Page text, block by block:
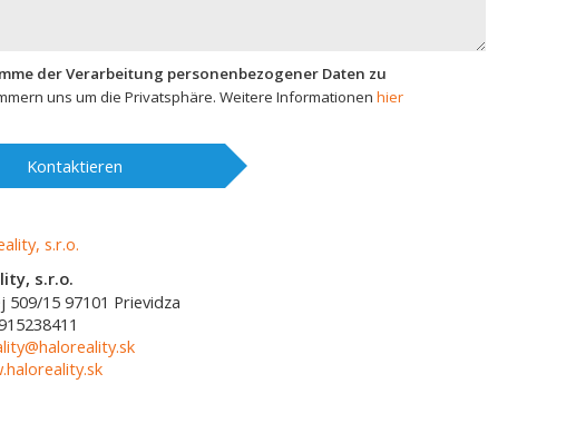
der Verarbeitung personenbezogener Daten zu
uns um die Privatsphäre. Weitere Informationen hier
Kontaktieren
s.r.o.
509/15 97101 Prievidza